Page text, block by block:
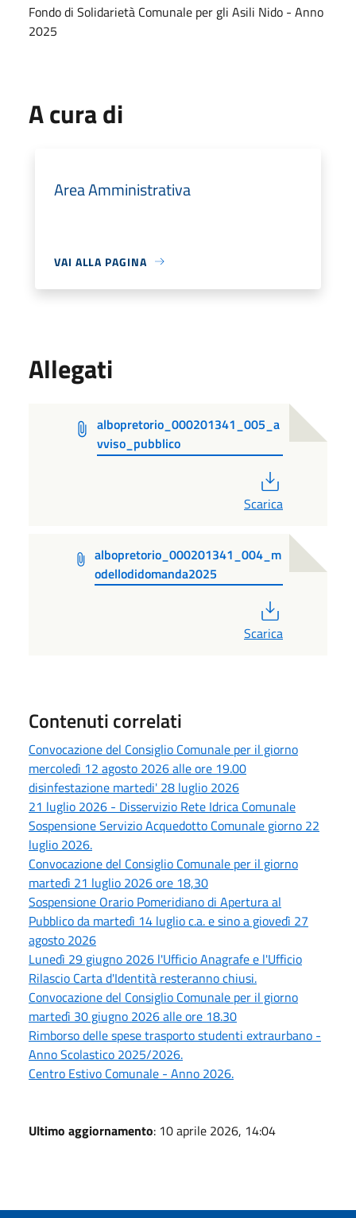
Fondo di Solidarietà Comunale per gli Asili Nido - Anno
2025
A cura di
Area Amministrativa
VAI ALLA PAGINA
Allegati
albopretorio_000201341_005_a
vviso_pubblico
Scarica
albopretorio_000201341_004_m
odellodidomanda2025
Scarica
Contenuti correlati
Convocazione del Consiglio Comunale per il giorno
mercoledì 12 agosto 2026 alle ore 19.00
disinfestazione martedi' 28 luglio 2026
21 luglio 2026 - Disservizio Rete Idrica Comunale
Sospensione Servizio Acquedotto Comunale giorno 22
luglio 2026.
Convocazione del Consiglio Comunale per il giorno
martedì 21 luglio 2026 ore 18,30
Sospensione Orario Pomeridiano di Apertura al
Pubblico da martedì 14 luglio c.a. e sino a giovedì 27
agosto 2026
Lunedì 29 giugno 2026 l'Ufficio Anagrafe e l'Ufficio
Rilascio Carta d'Identità resteranno chiusi.
Convocazione del Consiglio Comunale per il giorno
martedì 30 giugno 2026 alle ore 18.30
Rimborso delle spese trasporto studenti extraurbano -
Anno Scolastico 2025/2026.
Centro Estivo Comunale - Anno 2026.
Ultimo aggiornamento: 10 aprile 2026, 14:04